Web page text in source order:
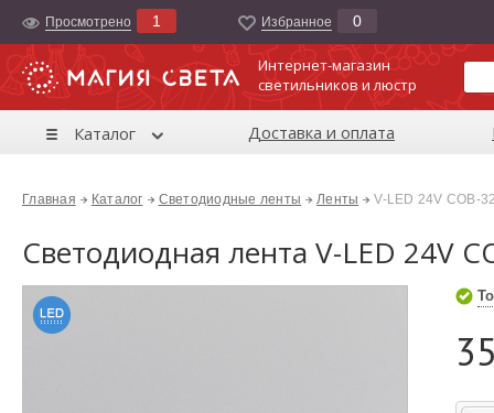
Просмотрено 1 Избранноe 0
Интернет-магазин
светильников и люстр
Каталог Доставка и оплата
Главная Каталог Светодиодные ленты Ленты V-LED 24V COB-
Светодиодная лента V-LED 24V